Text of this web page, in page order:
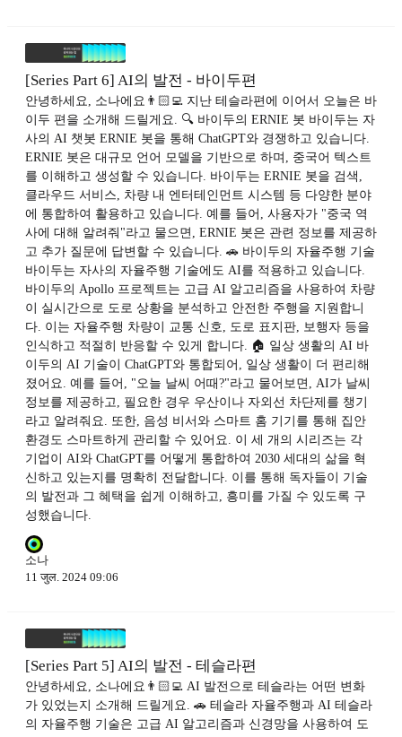
[Series Part 6] AI의 발전 - 바이두편
안녕하세요, 소나에요👨🏻‍💻 지난 테슬라편에 이어서 오늘은 바
이두 편을 소개해 드릴게요. 🔍 바이두의 ERNIE 봇 바이두는 자
사의 AI 챗봇 ERNIE 봇을 통해 ChatGPT와 경쟁하고 있습니다.
ERNIE 봇은 대규모 언어 모델을 기반으로 하며, 중국어 텍스트
를 이해하고 생성할 수 있습니다. 바이두는 ERNIE 봇을 검색,
클라우드 서비스, 차량 내 엔터테인먼트 시스템 등 다양한 분야
에 통합하여 활용하고 있습니다. 예를 들어, 사용자가 "중국 역
사에 대해 알려줘"라고 물으면, ERNIE 봇은 관련 정보를 제공하
고 추가 질문에 답변할 수 있습니다. 🚗 바이두의 자율주행 기술
바이두는 자사의 자율주행 기술에도 AI를 적용하고 있습니다.
바이두의 Apollo 프로젝트는 고급 AI 알고리즘을 사용하여 차량
이 실시간으로 도로 상황을 분석하고 안전한 주행을 지원합니
다. 이는 자율주행 차량이 교통 신호, 도로 표지판, 보행자 등을
인식하고 적절히 반응할 수 있게 합니다. 🏠 일상 생활의 AI 바
이두의 AI 기술이 ChatGPT와 통합되어, 일상 생활이 더 편리해
졌어요. 예를 들어, "오늘 날씨 어때?"라고 물어보면, AI가 날씨
정보를 제공하고, 필요한 경우 우산이나 자외선 차단제를 챙기
라고 알려줘요. 또한, 음성 비서와 스마트 홈 기기를 통해 집안
환경도 스마트하게 관리할 수 있어요. 이 세 개의 시리즈는 각
기업이 AI와 ChatGPT를 어떻게 통합하여 2030 세대의 삶을 혁
신하고 있는지를 명확히 전달합니다. 이를 통해 독자들이 기술
의 발전과 그 혜택을 쉽게 이해하고, 흥미를 가질 수 있도록 구
성했습니다.
소나
11 जुल. 2024 09:06
[Series Part 5] AI의 발전 - 테슬라편
안녕하세요, 소나에요👨🏻‍💻 AI 발전으로 테슬라는 어떤 변화
가 있었는지 소개해 드릴게요. 🚗 테슬라 자율주행과 AI 테슬라
의 자율주행 기술은 고급 AI 알고리즘과 신경망을 사용하여 도